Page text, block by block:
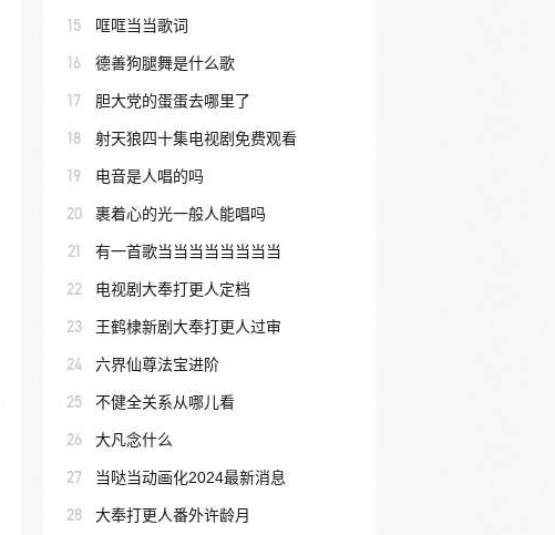
15 哐哐当当歌词
16 德善狗腿舞是什么歌
17 胆大党的蛋蛋去哪里了
18 射天狼四十集电视剧免费观看
19 电音是人唱的吗
20 裹着心的光一般人能唱吗
21 有一首歌当当当当当当当当
22 电视剧大奉打更人定档
23 王鹤棣新剧大奉打更人过审
24 六界仙尊法宝进阶
25 不健全关系从哪儿看
26 大凡念什么
27 当哒当动画化2024最新消息
28 大奉打更人番外许龄月